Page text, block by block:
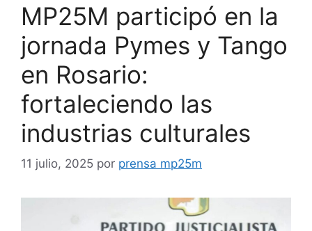
MP25M participó en la
jornada Pymes y Tango
en Rosario:
fortaleciendo las
industrias culturales
11 julio, 2025 por prensa mp25m